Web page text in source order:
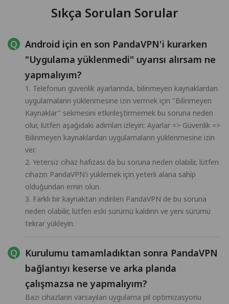
Sıkça Sorulan Sorular
Android için en son PandaVPN'i kurarken
"Uygulama yüklenmedi" uyarısı alırsam ne
yapmalıyım?
1. Telefonun güvenlik ayarlarında, bilinmeyen kaynaklardan
uygulamaların yüklenmesine izin vermek için "Bilinmeyen
Kaynaklar" sekmesini etkinleştirmemek bu soruna neden
olur, lütfen aşağıdaki adımları izleyin: Ayarlar => Güvenlik =>
Bilinmeyen kaynaklardan uygulamaların yüklenmesine izin
ver.
2. Yetersiz cihaz hafızası da bu soruna neden olabilir, lütfen
cihazın PandaVPN'i yüklemek için yeterli alana sahip
olduğundan emin olun.
3. Farklı bir kaynaktan indirilen PandaVPN de bu soruna
neden olabilir, lütfen eski sürümü kaldırın ve yeni sürümü
tekrar yükleyin.
Kurulumu tamamladıktan sonra PandaVPN
bağlantıyı keserse ve arka planda
çalışmazsa ne yapmalıyım?
Bazı cihazların varsayılan uygulama pil optimizasyonu